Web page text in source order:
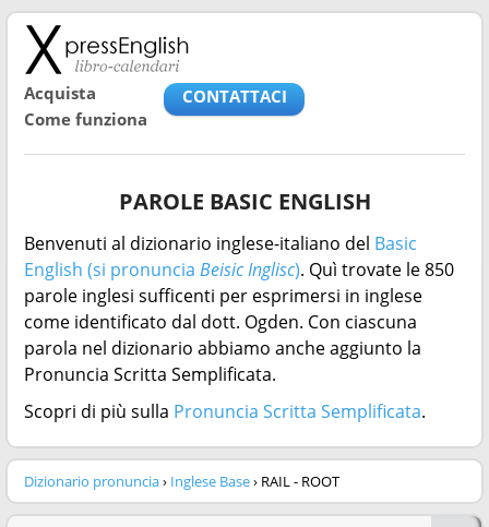
Acquista
Come funziona
CONTATTACI
PAROLE BASIC ENGLISH
Benvenuti al dizionario inglese-italiano del Basic
English (si pronuncia Beisic Inglisc). Quì trovate le 850
parole inglesi sufficenti per esprimersi in inglese
come identificato dal dott. Ogden. Con ciascuna
parola nel dizionario abbiamo anche aggiunto la
Pronuncia Scritta Semplificata.
Scopri di più sulla Pronuncia Scritta Semplificata.
Dizionario pronuncia› Inglese Base› RAIL - ROOT